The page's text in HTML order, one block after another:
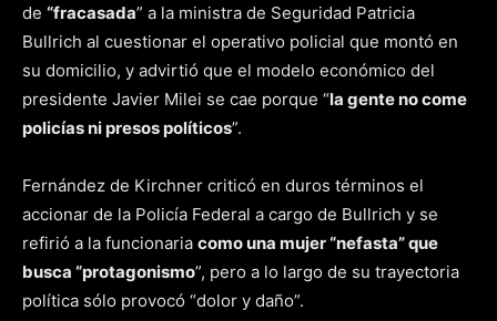
de “fracasada” a la ministra de Seguridad Patricia
Bullrich al cuestionar el operativo policial que montó en
su domicilio, y advirtió que el modelo económico del
presidente Javier Milei se cae porque “la gente no come
policías ni presos políticos”.
Fernández de Kirchner criticó en duros términos el
accionar de la Policía Federal a cargo de Bullrich y se
refirió a la funcionaria como una mujer “nefasta” que
busca “protagonismo”, pero a lo largo de su trayectoria
política sólo provocó “dolor y daño”.